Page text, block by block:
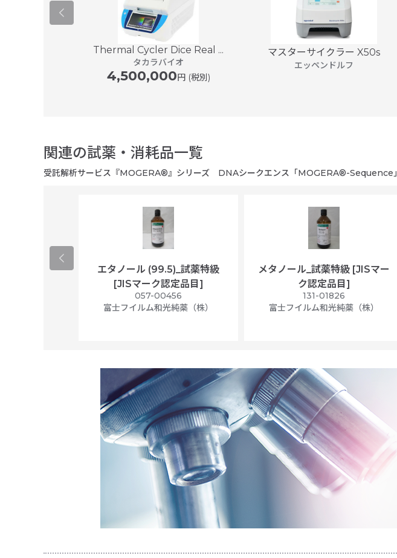
Thermal Cycler Dice Real ...
タカラバイオ
4,500,000円 (税別)
マスターサイクラー X50s
エッペンドルフ
関連の試薬・消耗品一覧
受託解析サービス『MOGERA®』シリーズ DNAシークエンス「MOGERA®-Sequence」
エタノール (99.5)_試薬特級
[JISマーク認定品目]
057-00456
富士フイルム和光純薬（株）
メタノール_試薬特級 [JISマー
ク認定品目]
131-01826
富士フイルム和光純薬（株）